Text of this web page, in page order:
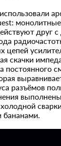
друг с
цепей
скачки
постоянного
разъёмов
бананами.